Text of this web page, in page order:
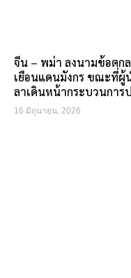
จีน – พม่า ลงนามข้อตก
เยือนแดนมังกร ขณะที่ผู้
ลาเดินหน้ากระบวนการ
16 มิถุนายน, 2026